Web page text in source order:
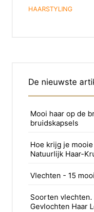
HAARSTYLING
De nieuwste
Mooi haar op de
bruidskapsels
Hoe krijg je
Natuurlijk Haar-
Vlechten - 15
Soorten
Gevlochten Haar